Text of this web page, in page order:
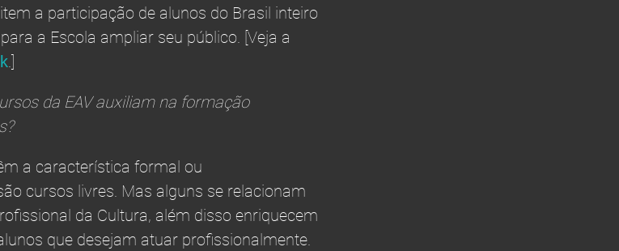
a participação de alunos do Brasil inteiro
a Escola ampliar seu público. [Veja a
.]
da EAV auxiliam na formação
a característica formal ou
cursos livres. Mas alguns se relacionam
da Cultura, além disso enriquecem
que desejam atuar profissionalmente.